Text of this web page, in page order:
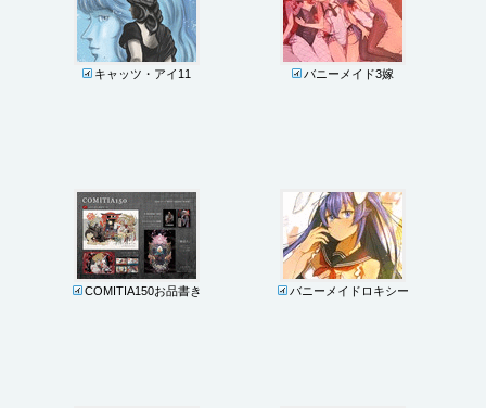
キャッツ・アイ11 バニーメイド3嫁
COMITIA150お品書き バニーメイドロキシー